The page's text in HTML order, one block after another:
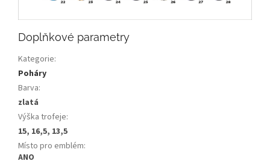
Doplňkové parametry
Kategorie:
Poháry
Barva:
zlatá
Výška trofeje:
15, 16,5, 13,5
Místo pro emblém:
ANO